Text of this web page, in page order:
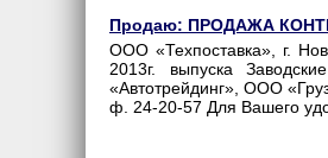
Продаю: ПРОДАЖА
ООО «Техпоставка», г.
2013г. выпуска
«Автотрейдинг», ООО
ф. 24-20-57 Для Вашего